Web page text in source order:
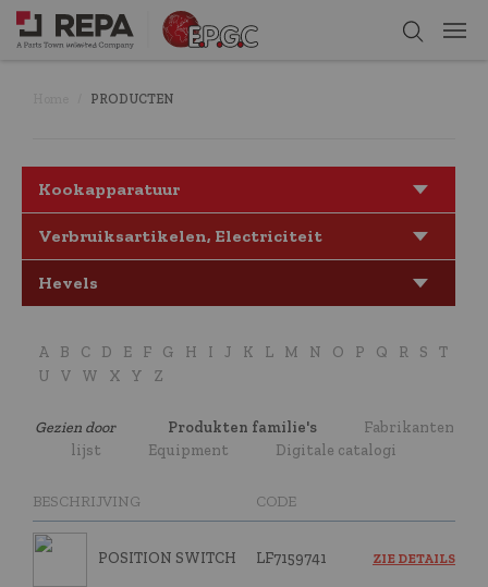
PRODUCTEN
Kookapparatuur
Verbruiksartikelen, Electriciteit
Hevels
A B C D E F G H I J K L M N O P Q R S
T
U
V W X Y Z
Gezien door Produkten familie's
Fabrikanten
lijst
Equipment Digitale catalogi
BESCHRIJVING CODE
POSITION SWITCH LF7159741 ZIE DETAILS